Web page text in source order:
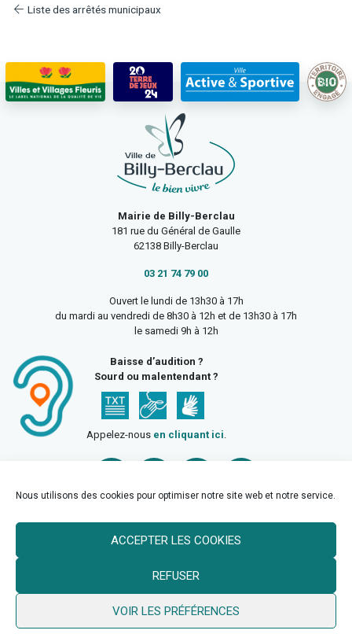
Nous utilisons des cookies pour optimiser notre site web et notre service.
ACCEPTER LES COOKIES
REFUSER
VOIR LES PRÉFÉRENCES
Liste des arrêtés municipaux
Mairie de Billy-Berclau
181 rue du Général de Gaulle
62138 Billy-Berclau
03 21 74 79 00
Ouvert le lundi de 13h30 à 17h
du mardi au vendredi de 8h30 à 12h et de 13h30 à 17h
le samedi 9h à 12h
Baisse d’audition ?
Sourd ou malentendant ?
Appelez-nous en cliquant ici.
© 2026 Ville de Billy Berclau —neoweb.fr